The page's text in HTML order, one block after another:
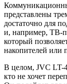
представлены
достаточно для
и, например, ТВ-
который
накопителей или
В целом, JVC LT-
кто не хочет